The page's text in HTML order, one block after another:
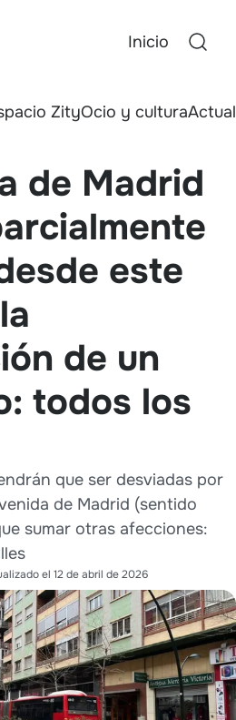
Inicio
ZityOcio y cultura
de Madrid
este
de un
todos los
que ser desviadas por
de Madrid (sentido
sumar otras afecciones:
el 12 de abril de 2026